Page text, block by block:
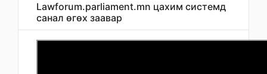
Lawforum.parliament.mn цахим системд
санал өгөх заавар